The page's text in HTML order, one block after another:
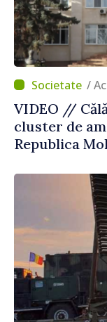
/
VIDEO //
cluster de
Republica